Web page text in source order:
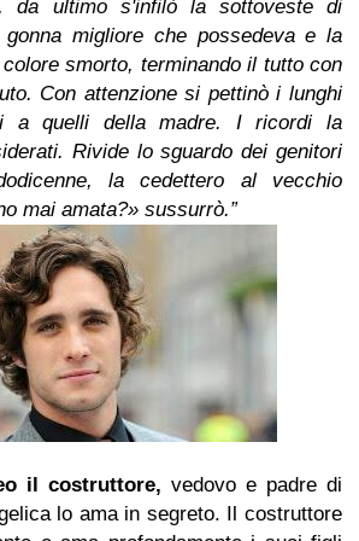
da ultimo s'infilò la sottoveste di
migliore che possedeva e la
smorto, terminando il tutto con
Con attenzione si pettinò i lunghi
a quelli della madre. I ricordi la
Rivide lo sguardo dei genitori
la cedettero al vecchio
mai amata?» sussurrò.”
il costruttore, vedovo e padre di
lo ama in segreto. Il costruttore